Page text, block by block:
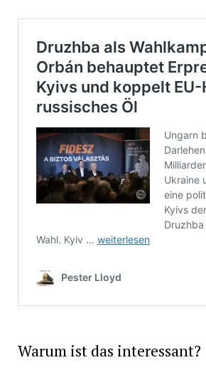
Warum ist das interessant?